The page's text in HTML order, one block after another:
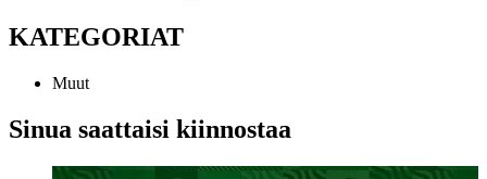
KATEGORIAT
Muut
Sinua saattaisi kiinnostaa